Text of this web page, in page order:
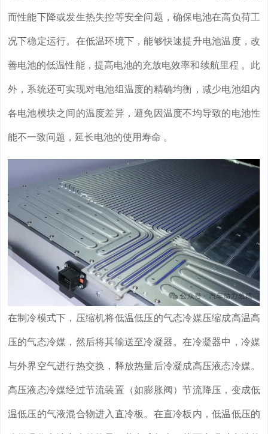
而性能下降或发生热失控等安全问题，确保电池在高负荷工
况下稳定运行。在低温环境下，能够快速提升电池温度，改
善电池的低温性能，提高电池的充放电效率和续航里程 。此
外，系统还可实现对电池组温度的精确均衡，减少电池组内
各电池模块之间的温度差异，避免因温度不均导致的电池性
能不一致问题，延长电池的使用寿命 。
在制冷模式下，压缩机将低温低压的气态冷媒压缩成高温高
压的气态冷媒，然后将其输送至冷凝器。在冷凝器中，冷媒
与外界空气进行热交换，释放热量后冷凝成高压液态冷媒。
高压液态冷媒经过节流装置（如膨胀阀）节流降压，变成低
温低压的气液混合物进入直冷板。在直冷板内，低温低压的